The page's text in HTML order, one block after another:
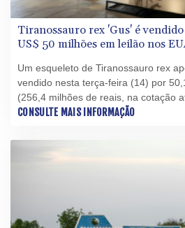
Tiranossauro rex 'Gus' é
US$ 50 milhões em leilão nos
Um esqueleto de Tiranossauro rex
vendido nesta terça-feira (14) por
(256,4 milhões de reais, na cotação
Nova York, após uma disputa de 10
CONSULTE MAIS INFORMAÇÃO